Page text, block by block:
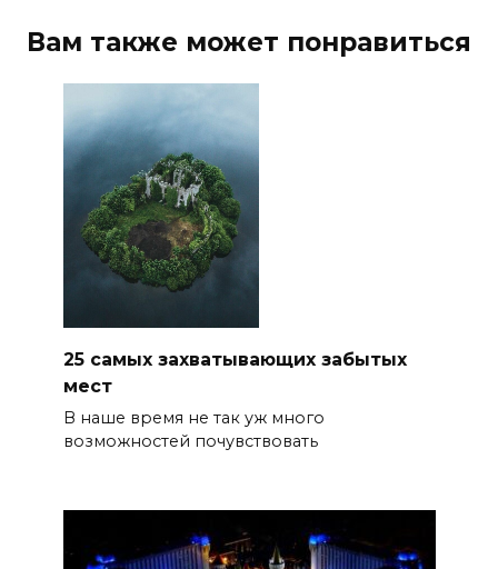
Вам также может понравиться
25 самых захватывающих забытых
мест
В наше время не так уж много
возможностей почувствовать